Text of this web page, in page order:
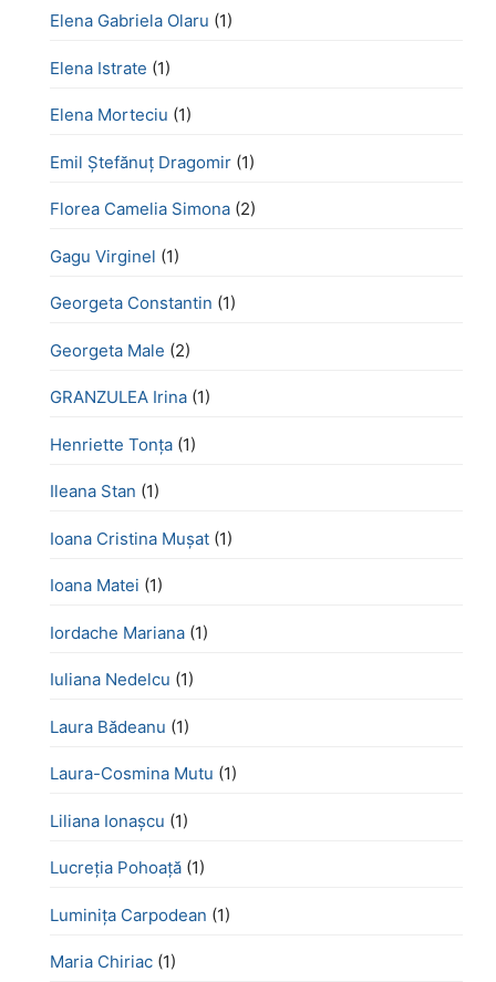
Elena Gabriela Olaru (1)
Elena Istrate (1)
Elena Morteciu (1)
Emil Ștefănuț Dragomir (1)
Florea Camelia Simona (2)
Gagu Virginel (1)
Georgeta Constantin (1)
Georgeta Male (2)
GRANZULEA Irina (1)
Henriette Tonţa (1)
Ileana Stan (1)
Ioana Cristina Mușat (1)
Ioana Matei (1)
Iordache Mariana (1)
Iuliana Nedelcu (1)
Laura Bădeanu (1)
Laura-Cosmina Mutu (1)
Liliana Ionașcu (1)
Lucreţia Pohoaţă (1)
Luminița Carpodean (1)
Maria Chiriac (1)